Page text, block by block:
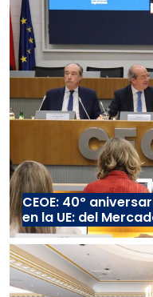
CEOE: 40º
en la UE: del